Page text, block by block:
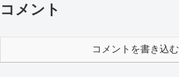
コメント
コメントを書き込む